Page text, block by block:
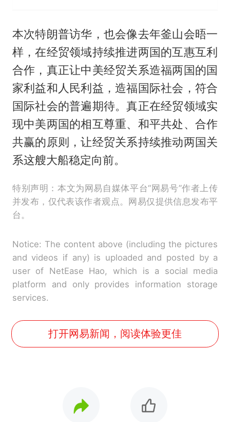
本次特朗普访华，也会像去年釜山会晤一
样，在经贸领域持续推进两国的互惠互利
合作，真正让中美经贸关系造福两国的国
家利益和人民利益，造福国际社会，符合
国际社会的普遍期待。真正在经贸领域实
现中美两国的相互尊重、和平共处、合作
共赢的原则，让经贸关系持续推动两国关
系这艘大船稳定向前。
特别声明：本文为网易自媒体平台“网易号”作者上传
并发布，仅代表该作者观点。网易仅提供信息发布平
台。
Notice: The content above (including the pictures
and videos if any) is uploaded and posted by a
user of NetEase Hao, which is a social media
platform and only provides information storage
services.
打开网易新闻，阅读体验更佳